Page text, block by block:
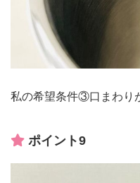
私の希望条件③口まわり
ポイント9